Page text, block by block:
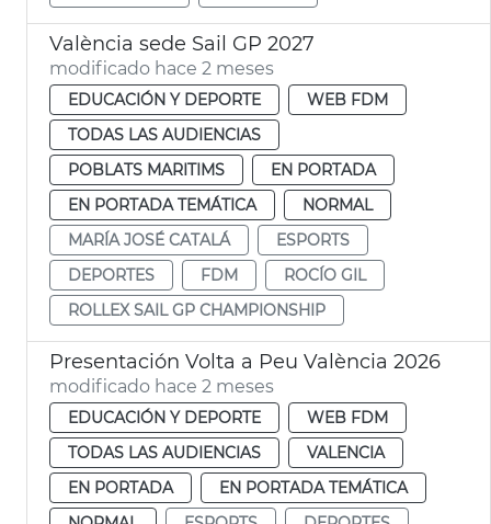
València sede Sail GP 2027
modificado hace 2 meses
EDUCACIÓN Y DEPORTE
WEB FDM
TODAS LAS AUDIENCIAS
POBLATS MARITIMS
EN PORTADA
EN PORTADA TEMÁTICA
NORMAL
MARÍA JOSÉ CATALÁ
ESPORTS
DEPORTES
FDM
ROCÍO GIL
ROLLEX SAIL GP CHAMPIONSHIP
Presentación Volta a Peu València 2026
modificado hace 2 meses
EDUCACIÓN Y DEPORTE
WEB FDM
TODAS LAS AUDIENCIAS
VALENCIA
EN PORTADA
EN PORTADA TEMÁTICA